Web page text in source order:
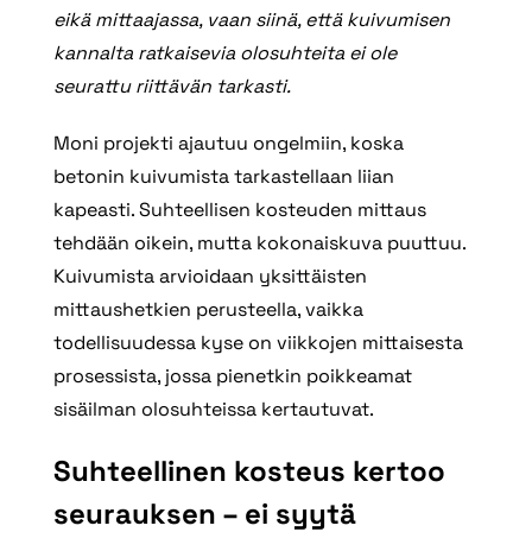
eikä mittaajassa, vaan siinä, että kuivumisen
kannalta ratkaisevia olosuhteita ei ole
seurattu riittävän tarkasti.
Moni projekti ajautuu ongelmiin, koska
betonin kuivumista tarkastellaan liian
kapeasti. Suhteellisen kosteuden mittaus
tehdään oikein, mutta kokonaiskuva puuttuu.
Kuivumista arvioidaan yksittäisten
mittaushetkien perusteella, vaikka
todellisuudessa kyse on viikkojen mittaisesta
prosessista, jossa pienetkin poikkeamat
sisäilman olosuhteissa kertautuvat.
Suhteellinen kosteus kertoo
seurauksen – ei syytä